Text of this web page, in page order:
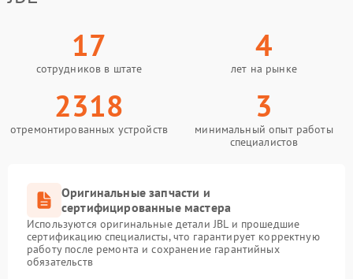
17
сотрудников в штате
4
лет на рынке
2318
отремонтированных устройств
3
минимальный опыт работы
специалистов
Оригинальные запчасти и
сертифицированные мастера
Используются оригинальные детали JBL и прошедшие
сертификацию специалисты, что гарантирует корректную
работу после ремонта и сохранение гарантийных
обязательств